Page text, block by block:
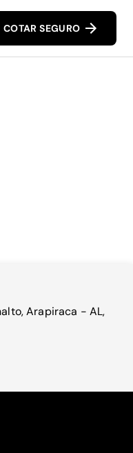
COTAR SEGURO
Arapiraca - AL,